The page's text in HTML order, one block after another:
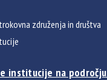
združenja in društva
institucije na